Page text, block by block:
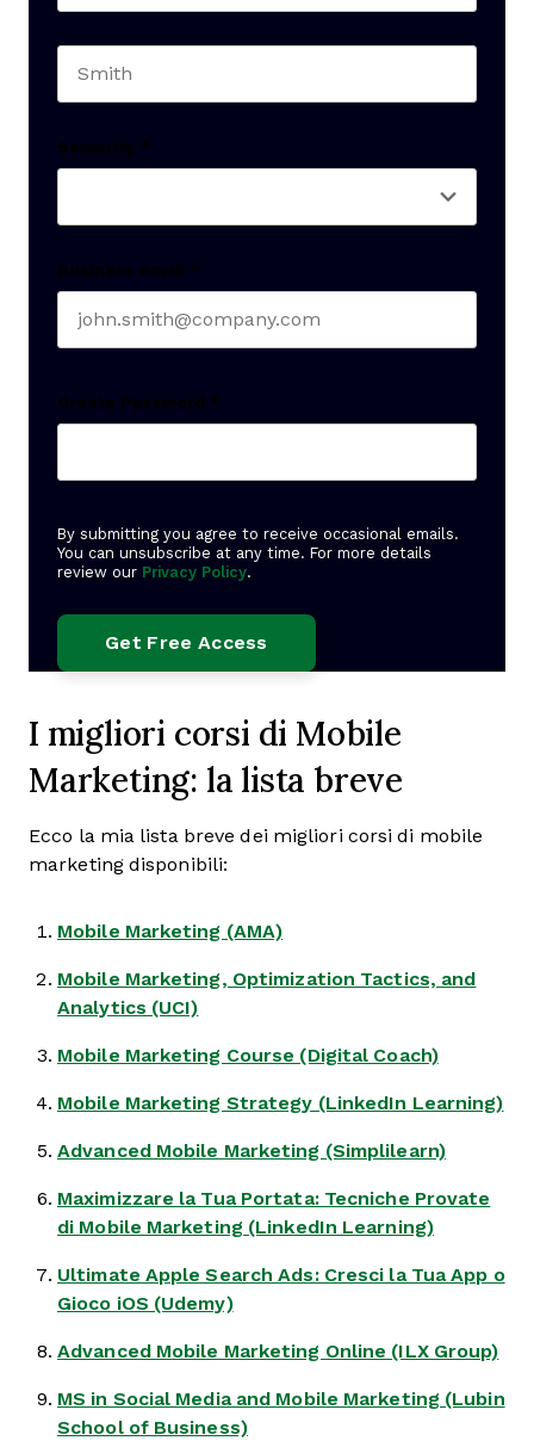
Seniority *
Business email *
Create Password *
By submitting you agree to receive occasional emails.
You can unsubscribe at any time. For more details
review our Privacy Policy.
I migliori corsi di Mobile
Marketing: la lista breve
Ecco la mia lista breve dei migliori corsi di mobile
marketing disponibili:
Mobile Marketing (AMA)
Mobile Marketing, Optimization Tactics, and
Analytics (UCI)
Mobile Marketing Course (Digital Coach)
Mobile Marketing Strategy (LinkedIn Learning)
Advanced Mobile Marketing (Simplilearn)
Maximizzare la Tua Portata: Tecniche Provate
di Mobile Marketing (LinkedIn Learning)
Ultimate Apple Search Ads: Cresci la Tua App o
Gioco iOS (Udemy)
Advanced Mobile Marketing Online (ILX Group)
MS in Social Media and Mobile Marketing (Lubin
School of Business)